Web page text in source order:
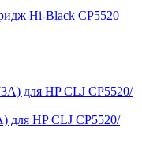
Hi-Black CP5520
для HP CLJ CP5520/